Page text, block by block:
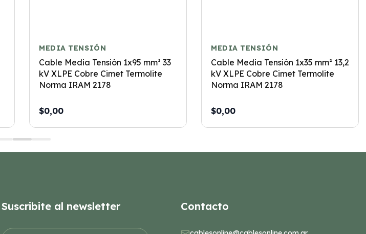
MEDIA TENSIÓN
Cable Media Tensión 1x95 mm² 33
kV XLPE Cobre Cimet Termolite
Norma IRAM 2178
$0,00
MEDIA TENSIÓN
Cable Media Tensión 1x35 mm² 13,2
kV XLPE Cobre Cimet Termolite
Norma IRAM 2178
$0,00
Suscribite al newsletter Contacto